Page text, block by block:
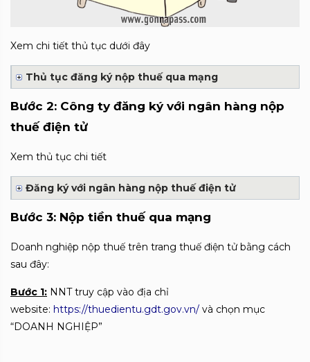
Xem chi tiết thủ tục dưới đây
Thủ tục đăng ký nộp thuế qua mạng
Bước 2: Công ty đăng ký với ngân hàng nộp
thuế điện tử
Xem thủ tục chi tiết
Đăng ký với ngân hàng nộp thuế điện tử
Bước 3: Nộp tiền thuế qua mạng
Doanh nghiệp nộp thuế trên trang thuế điện tử bằng cách
sau đây:
Bước 1: NNT truy cập vào địa chỉ
website: https://thuedientu.gdt.gov.vn/ và chọn mục
“DOANH NGHIỆP”